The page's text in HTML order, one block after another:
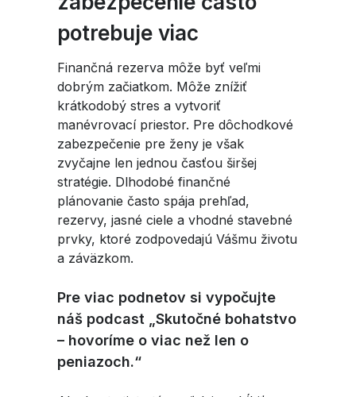
potrebuje viac
Finančná rezerva môže byť veľmi
dobrým začiatkom. Môže znížiť
krátkodobý stres a vytvoriť
manévrovací priestor. Pre dôchodkové
zabezpečenie pre ženy je však
zvyčajne len jednou časťou širšej
stratégie. Dlhodobé finančné
plánovanie často spája prehľad,
rezervy, jasné ciele a vhodné stavebné
prvky, ktoré zodpovedajú Vášmu životu
a záväzkom.
Pre viac podnetov si vypočujte
náš podcast „Skutočné bohatstvo
– hovoríme o viac než len o
peniazoch.“